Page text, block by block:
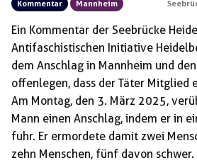
Kommentar Mannheim
Ein Kommentar der Seebrücke
Antifaschistischen Initiative
dem Anschlag in Mannheim und
offenlegen, dass der Täter Mitglied
Am Montag, den 3. März 2025,
Mann einen Anschlag, indem er in
fuhr. Er ermordete damit zwei
zehn Menschen, fünf davon schwer.